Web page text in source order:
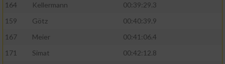
164
Kellermann
00:39:29.3
159
Götz
00:40:39.9
167
Meier
00:41:06.4
171
Simat
00:42:12.8